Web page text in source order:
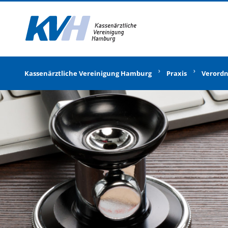
Kassenärztliche Vereinigung Hamburg Praxis